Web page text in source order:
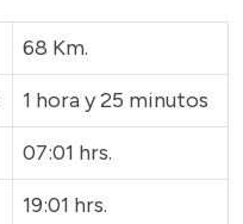
68 Km.
1 hora y 25 minutos
07:01 hrs.
19:01 hrs.